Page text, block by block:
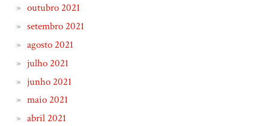
outubro 2021
setembro 2021
agosto 2021
julho 2021
junho 2021
maio 2021
abril 2021